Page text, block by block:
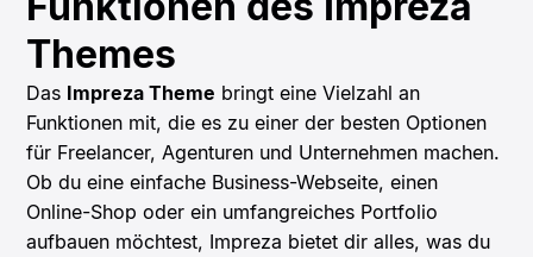
Themes
Das Impreza Theme bringt eine Vielzahl an
Funktionen mit, die es zu einer der besten Optionen
für Freelancer, Agenturen und Unternehmen machen.
Ob du eine einfache Business-Webseite, einen
Online-Shop oder ein umfangreiches Portfolio
aufbauen möchtest, Impreza bietet dir alles, was du